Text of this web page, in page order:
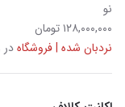
نو
۱۲۸,۰۰۰,۰۰۰ تومان
نردبان شده | فروشگاه